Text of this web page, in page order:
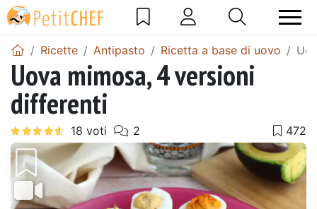
Ricette Antipasto Ricetta a base di uovo
Uova mimosa, 4 versioni
differenti